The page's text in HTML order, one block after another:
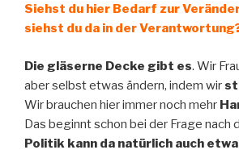
Siehst du hier Bedarf zur
siehst du da in der
Die gläserne Decke gibt es. Wir
aber selbst etwas ändern, indem wir
Wir brauchen hier immer noch mehr
Das beginnt schon bei der Frage nach
Politik kann da natürlich auch